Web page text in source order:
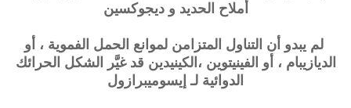
أملاح الحديد و ديجوكسين
لم يبدو أن التناول المتزامن لموانع الحمل الفموية ، أو
الديازيبام ، أو الفينيتوين ،الكينيدين قد غيَّر الشكل الحرائك
الدوائية لـ إيسوميبرازول